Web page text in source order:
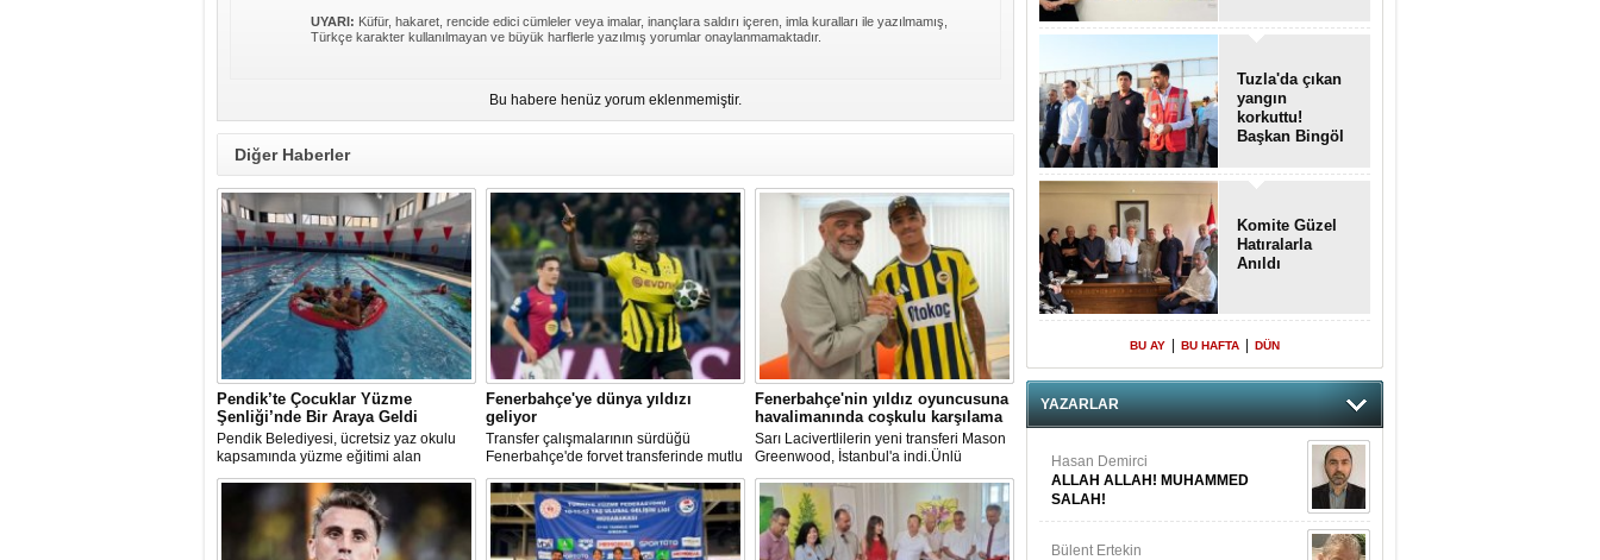
UYARI: Küfür, hakaret, rencide edici cümleler veya imalar, inançlara saldırı içeren, imla kuralları ile yazılmamış,
Türkçe karakter kullanılmayan ve büyük harflerle yazılmış yorumlar onaylanmamaktadır.
Bu habere henüz yorum eklenmemiştir.
Diğer Haberler
Pendik’te Çocuklar Yüzme
Şenliği’nde Bir Araya Geldi
Pendik Belediyesi, ücretsiz yaz okulu
kapsamında yüzme eğitimi alan
öğrenciler için üç farklı spor
kompleksinde yüzme şenlikleri
düzenledi.
Fenerbahçe'ye dünya yıldızı
geliyor
Transfer çalışmalarının sürdüğü
Fenerbahçe'de forvet transferinde mutlu
sona ulaşıldı.
Fenerbahçe'nin yıldız oyuncusuna
havalimanında coşkulu karşılama
Sarı Lacivertlilerin yeni transferi Mason
Greenwood, İstanbul'a indi.Ünlü
futbolcuyu İstanbul Havalimanı'nda
yüzlerce taraftar coşkuyla karşıladı.
Sergisi’nde
Tuzla'da çıkan
yangın
korkuttu!
Başkan Bingöl
Komite Güzel
Hatıralarla
Anıldı
BU AY BU HAFTA DÜN
YAZARLAR
Hasan Demirci
ALLAH ALLAH! MUHAMMED
SALAH!
Bülent Ertekin